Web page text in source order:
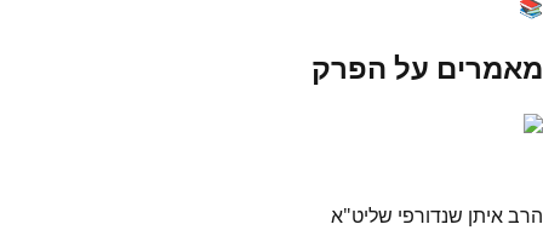
📚
מאמרים על הפרק
הרב איתן שנדורפי שליט"א